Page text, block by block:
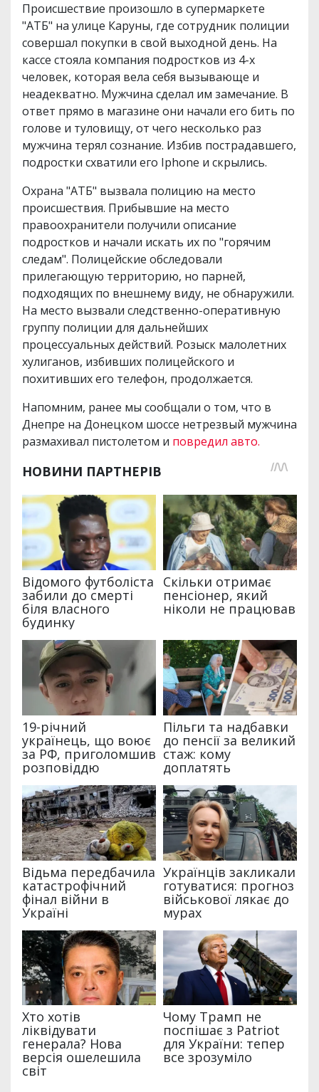
Происшествие произошло в супермаркете
"АТБ" на улице Каруны, где сотрудник полиции
совершал покупки в свой выходной день. На
кассе стояла компания подростков из 4-х
человек, которая вела себя вызывающе и
неадекватно. Мужчина сделал им замечание. В
ответ прямо в магазине они начали его бить по
голове и туловищу, от чего несколько раз
мужчина терял сознание. Избив пострадавшего,
подростки схватили его Iphone и скрылись.
Охрана "АТБ" вызвала полицию на место
происшествия. Прибывшие на место
правоохранители получили описание
подростков и начали искать их по "горячим
следам". Полицейские обследовали
прилегающую территорию, но парней,
подходящих по внешнему виду, не обнаружили.
На место вызвали следственно-оперативную
группу полиции для дальнейших
процессуальных действий. Розыск малолетних
хулиганов, избивших полицейского и
похитивших его телефон, продолжается.
Напомним, ранее мы сообщали о том, что в
Днепре на Донецком шоссе нетрезвый мужчина
размахивал пистолетом и повредил авто.